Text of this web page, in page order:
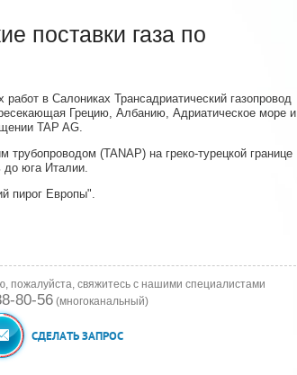
поставки газа по
в Салониках Трансадриатический газопровод
Грецию, Албанию, Адриатическое море и
TAP AG.
(TANAP) на греко-турецкой границе
до юга Италии.
пирог Европы".
пожалуйста, свяжитесь с нашими специалистами
80-56 (многоканальный)
СДЕЛАТЬ ЗАПРОС